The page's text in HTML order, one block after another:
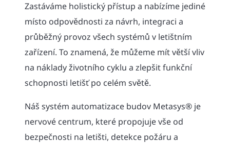
Zastáváme holistický přístup a nabízíme jediné
místo odpovědnosti za návrh, integraci a
průběžný provoz všech systémů v letištním
zařízení. To znamená, že můžeme mít větší vliv
na náklady životního cyklu a zlepšit funkční
schopnosti letišť po celém světě.
Náš systém automatizace budov Metasys® je
nervové centrum, které propojuje vše od
bezpečnosti na letišti, detekce požáru a